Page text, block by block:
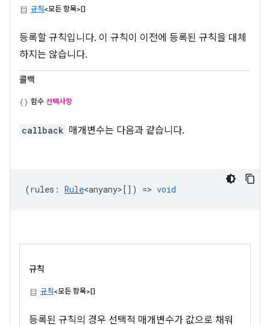
규칙<모든 항목>[]
등록할 규칙입니다. 이 규칙이 이전에 등록된 규칙을 대체
하지는 않습니다.
콜백
함수 선택사항
callback 매개변수는 다음과 같습니다.
(rules : Rule<anyany> []) => void
규칙
규칙<모든 항목>[]
등록된 규칙의 경우 선택적 매개변수가 값으로 채워